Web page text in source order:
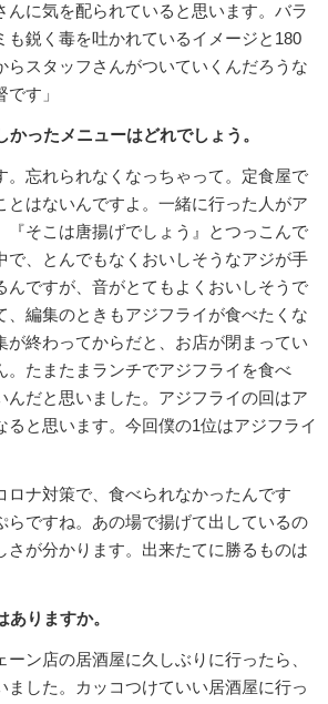
んに気を配られていると思います。バラ
も鋭く毒を吐かれているイメージと180
らスタッフさんがついていくんだろうな
す」
ったメニューはどれでしょう。
。忘れられなくなっちゃって。定食屋で
とはないんですよ。一緒に行った人がア
『そこは唐揚げでしょう』とつっこんで
で、とんでもなくおいしそうなアジが手
んですが、音がとてもよくおいしそうで
、編集のときもアジフライが食べたくな
が終わってからだと、お店が閉まってい
。たまたまランチでアジフライを食べ
んだと思いました。アジフライの回はア
ると思います。今回僕の1位はアジフライ
ロナ対策で、食べられなかったんです
らですね。あの場で揚げて出しているの
さが分かります。出来たてに勝るものは
りますか。
ン店の居酒屋に久しぶりに行ったら、
ました。カッコつけていい居酒屋に行っ